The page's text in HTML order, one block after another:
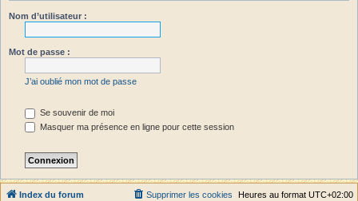
Nom d’utilisateur :
Mot de passe :
J’ai oublié mon mot de passe
Se souvenir de moi
Masquer ma présence en ligne pour cette session
Index du forum Heures au format UTC+02:00
Supprimer les cookies